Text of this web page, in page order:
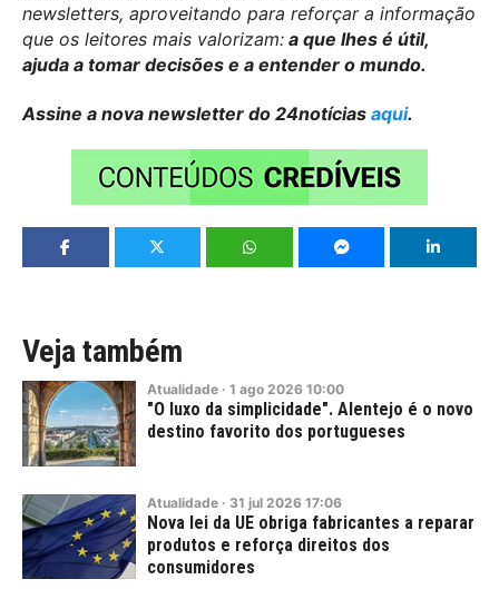
newsletters, aproveitando para reforçar a informação
que os leitores mais valorizam: a que lhes é útil,
ajuda a tomar decisões e a entender o mundo.
Assine a nova newsletter do 24notícias aqui.
Veja também
Atualidade · 1 ago 2026 10:00
"O luxo da simplicidade". Alentejo é o novo
destino favorito dos portugueses
Atualidade · 31 jul 2026 17:06
Nova lei da UE obriga fabricantes a reparar
produtos e reforça direitos dos
consumidores